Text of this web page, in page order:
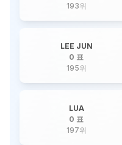
193위
LEE JUN
0 표
195위
LUA
0 표
197위